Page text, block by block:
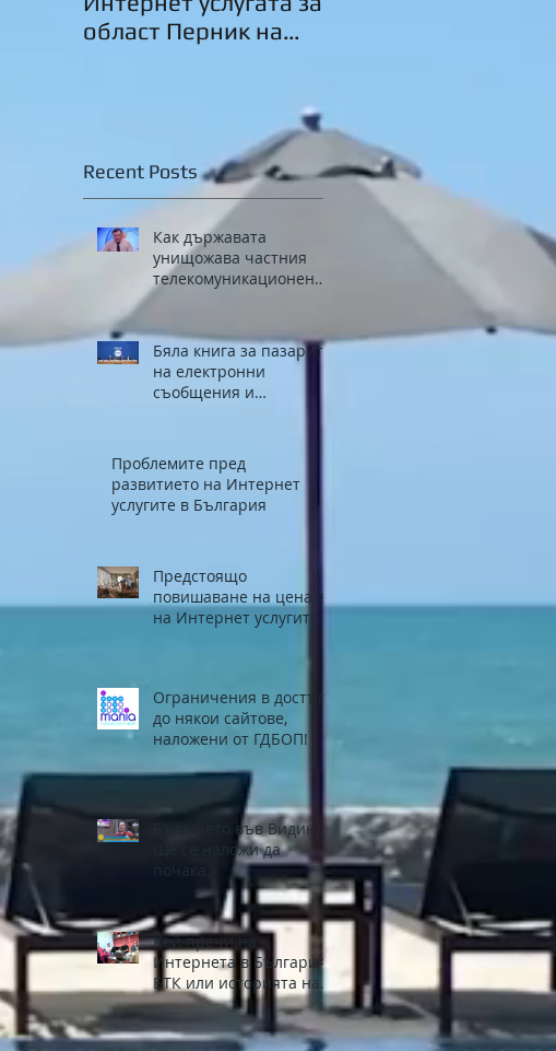
област Перник на
Recent Posts
Как държавата
унищожава частния
телекомуникационен
Бяла книга за пазарите
на електронни
съобщения и
Проблемите пред
развитието на Интернет
услугите в България
Предстоящо
повишаване на цената
на Интернет услугите в
Ограничения в достъпа
до някои сайтове,
наложени от ГДБОП!
Бъдещето във Видин...
Ще се наложи да
Кой пречи на
Интернета в България.
БТК или историята на
един грабеж - Част 2.